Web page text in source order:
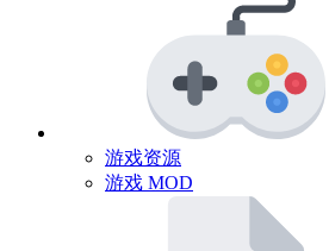
游戏资源
游戏 MOD